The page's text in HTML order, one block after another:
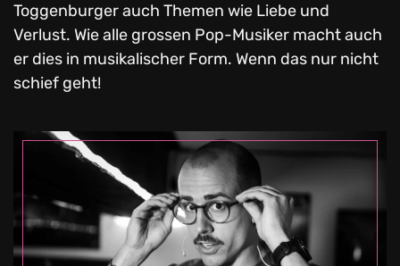
Toggenburger auch Themen wie Liebe und
Verlust. Wie alle grossen Pop-Musiker macht auch
er dies in musikalischer Form. Wenn das nur nicht
schief geht!